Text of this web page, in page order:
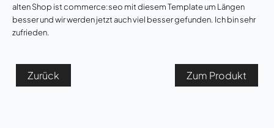
alten Shop ist commerce:seo mit diesem Template um Längen
besser und wir werden jetzt auch viel besser gefunden. Ich bin sehr
zufrieden.
Zurück Zum Produkt